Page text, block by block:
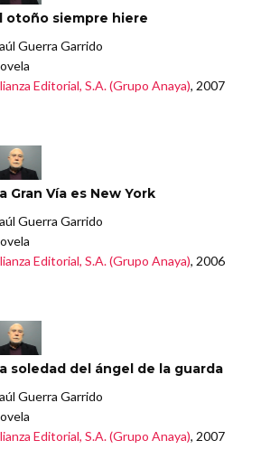
otoño siempre hiere
Guerra Garrido
Editorial, S.A. (Grupo Anaya), 2007
Gran Vía es New York
Guerra Garrido
Editorial, S.A. (Grupo Anaya), 2006
soledad del ángel de la guarda
Guerra Garrido
Editorial, S.A. (Grupo Anaya), 2007